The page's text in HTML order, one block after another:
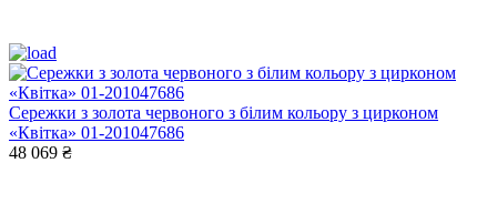
Сережки з золота червоного з білим кольору з цирконом
«Квітка» 01-201047686
48 069 ₴